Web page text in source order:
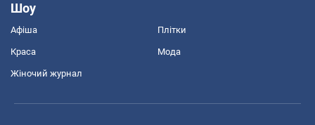
Шоу
Афіша Плітки
Краса Мода
Жіночий журнал